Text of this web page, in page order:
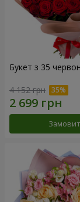
Букет з 35
4 152 грн